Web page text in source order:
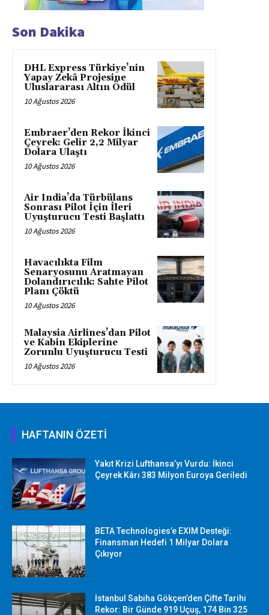
Son Dakika
DHL Express Türkiye’nin
Yapay Zekâ Projesine
Uluslararası Altın Ödül
10 Ağustos 2026
Embraer’den Rekor İkinci
Çeyrek: Gelir 2,2 Milyar
Dolara Ulaştı
10 Ağustos 2026
Air India’da Türbülans
Sonrası Pilot İçin İleri
Uyuşturucu Testi Başlattı
10 Ağustos 2026
Havacılıkta Film
Senaryosunu Aratmayan
Dolandırıcılık: Sahte Pilot
Planı Çöktü
10 Ağustos 2026
Malaysia Airlines’dan Pilot
ve Kabin Ekiplerine
Zorunlu Uyuşturucu Testi
10 Ağustos 2026
HAFTANIN ÖZETİ
Yakıt Krizi Lufthansa’yı Vurdu: İkinci
Çeyrek Kârı 383 Milyon Euroya Geriledi
BETA Technologies’e EXIM Desteği:
Finansman Hedefi 1 Milyar Dolara
Çıkıyor
İstanbul Sabiha Gökçen’den Çifte Tarihi
Rekor: Bir Günde 919 Uçuş, 174 Bin 325